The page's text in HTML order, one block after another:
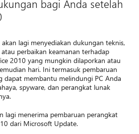
bagi Anda setelah
lagi menyediakan dukungan teknis,
perbaikan keamanan terhadap
2010 yang mungkin dilaporkan atau
hari. Ini termasuk pembaruan
dapat membantu melindungi PC Anda
spyware, dan perangkat lunak
lagi menerima pembaruan perangkat
dari Microsoft Update.